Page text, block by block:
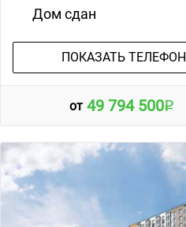
Дом сдан
ПОКАЗАТЬ ТЕЛЕФОН
от 49 794 500